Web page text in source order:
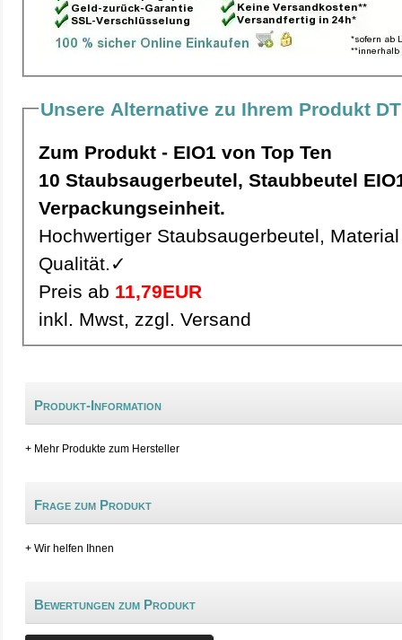
Unsere Alternative zu Ihrem Produkt
Zum Produkt - EIO1 von Top Ten
10 Staubsaugerbeutel, Staubbeutel EIO1 pro
Verpackungseinheit.
Hochwertiger Staubsaugerbeutel,
Qualität.✓
Preis ab 11,79EUR
inkl. Mwst, zzgl. Versand
Produkt-Information
+ Mehr Produkte zum Hersteller
Frage zum Produkt
+ Wir helfen Ihnen
Bewertungen zum Produkt